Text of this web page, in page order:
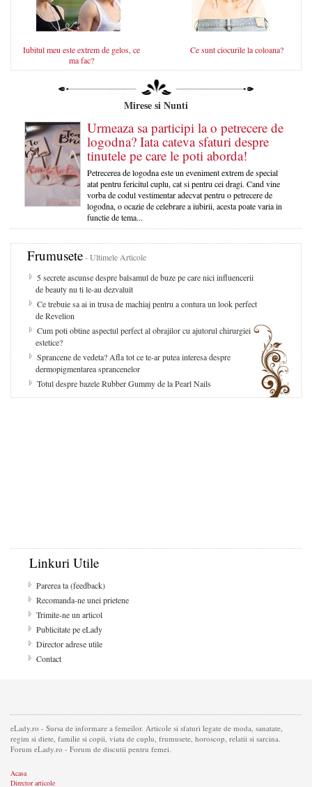
Iubitul meu este extrem de gelos, ce
ma fac?
Ce sunt ciocurile la coloana?
Mirese si Nunti
Urmeaza sa participi la o petrecere de
logodna? Iata cateva sfaturi despre
tinutele pe care le poti aborda!
Petrecerea de logodna este un eveniment extrem de special
atat pentru fericitul cuplu, cat si pentru cei dragi. Cand vine
vorba de codul vestimentar adecvat pentru o petrecere de
logodna, o ocazie de celebrare a iubirii, acesta poate varia in
functie de tema...
Frumusete- Ultimele Articole
5 secrete ascunse despre balsamul de buze pe care nici influencerii
de beauty nu ti le-au dezvaluit
Ce trebuie sa ai in trusa de machiaj pentru a contura un look perfect
de Revelion
Cum poti obtine aspectul perfect al obrajilor cu ajutorul chirurgiei
estetice?
Sprancene de vedeta? Afla tot ce te-ar putea interesa despre
dermopigmentarea sprancenelor
Totul despre bazele Rubber Gummy de la Pearl Nails
Linkuri Utile
Parerea ta (feedback)
Recomanda-ne unei prietene
Trimite-ne un articol
Publicitate pe eLady
Director adrese utile
Contact
eLady.ro - Sursa de informare a femeilor. Articole si sfaturi legate de moda, sanatate,
regim si diete, familie si copii, viata de cuplu, frumusete, horoscop, relatii si sarcina.
Forum eLady.ro - Forum de discutii pentru femei.
Acasa
Director articole